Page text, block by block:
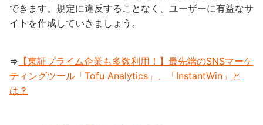
できます。規定に違反することなく、ユーザーに有益なサ
イトを作成していきましょう。
⇒ 【東証プライム企業も多数利用！】最先端のSNSマーケ
ティングツール「Tofu Analytics」、「InstantWin」と
は？